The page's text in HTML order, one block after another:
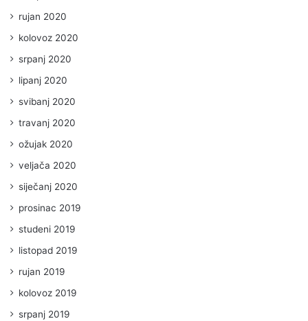
rujan 2020
kolovoz 2020
srpanj 2020
lipanj 2020
svibanj 2020
travanj 2020
ožujak 2020
veljača 2020
siječanj 2020
prosinac 2019
studeni 2019
listopad 2019
rujan 2019
kolovoz 2019
srpanj 2019